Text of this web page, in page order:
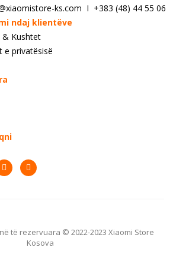
ks.com I +383 (48) 44 55 06
ndaj klientëve
& Kushtet
e privatësisë
të rezervuara © 2022-2023 Xiaomi Store
Kosova